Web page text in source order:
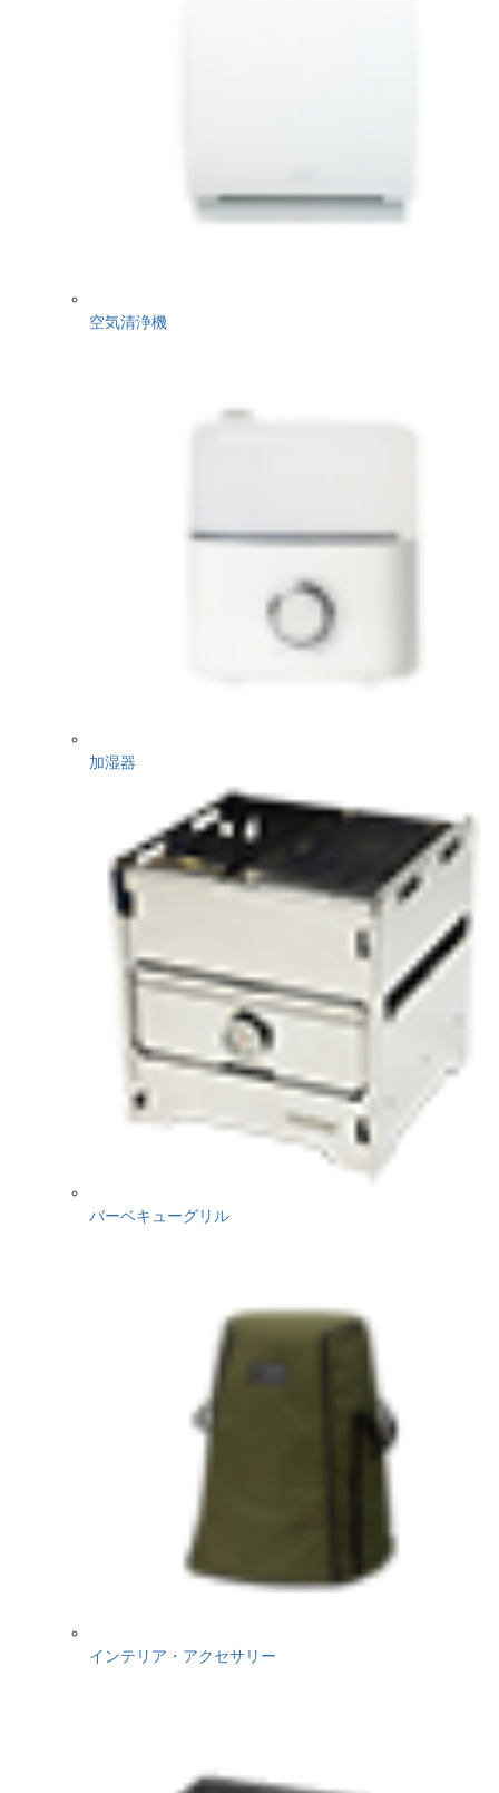
空気清浄機
加湿器
バーベキューグリル
インテリア・アクセサリー